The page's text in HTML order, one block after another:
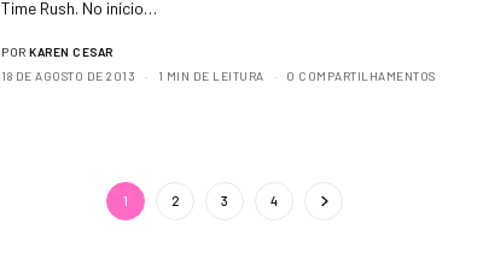
Time Rush. No início…
POR KAREN CESAR
18 DE AGOSTO DE 2013
1 MIN DE LEITURA 0 COMPARTILHAMENTOS
1 2 3 4